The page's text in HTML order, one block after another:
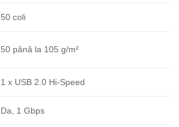
50 coli
50 până la 105 g/m²
1 x USB 2.0 Hi-Speed
Da, 1 Gbps